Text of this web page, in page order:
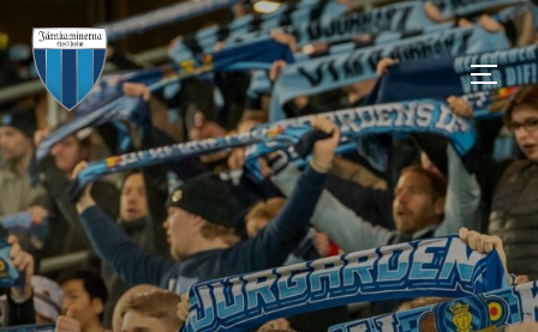
till
innehåll
SLÅ